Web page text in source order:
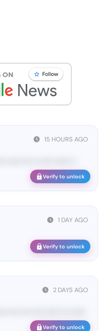
15 HOURS AGO
Verify to unlock
1 DAY AGO
Verify to unlock
2 DAYS AGO
Verify to unlock